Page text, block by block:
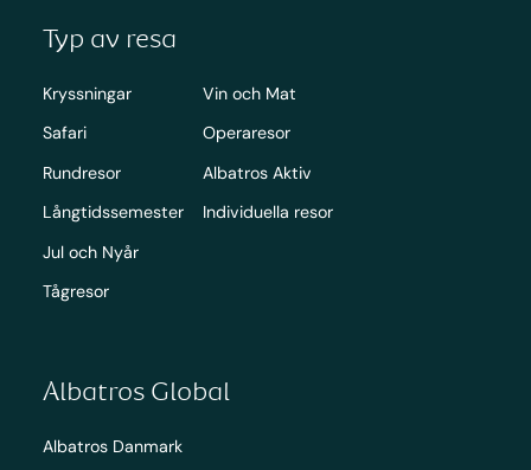
Typ av resa
Kryssningar
Safari
Rundresor
Långtidssemester
Jul och Nyår
Tågresor
Vin och Mat
Operaresor
Albatros Aktiv
Individuella resor
Albatros Global
Albatros Danmark